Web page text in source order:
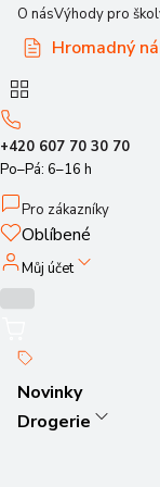
O násVýhody pro
Hromadný
+420 607 70 30 70
Po–Pá: 6–16 h
Pro zákazníky
Oblíbené
Můj účet
Novinky
Drogerie